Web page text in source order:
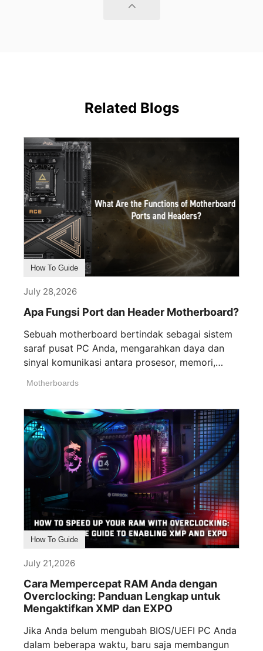
Related Blogs
How To Guide
July 28,2026
Apa Fungsi Port dan Header Motherboard?
Sebuah motherboard bertindak sebagai sistem
saraf pusat PC Anda, mengarahkan daya dan
sinyal komunikasi antara prosesor, memori,
Motherboards
How To Guide
July 21,2026
Cara Mempercepat RAM Anda dengan
Overclocking: Panduan Lengkap untuk
Mengaktifkan XMP dan EXPO
Jika Anda belum mengubah BIOS/UEFI PC Anda
dalam beberapa waktu, baru saja membangun